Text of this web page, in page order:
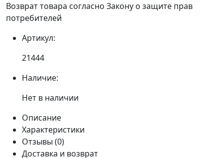
Возврат товара согласно Закону о защите прав
потребителей
Артикул:
21444
Наличие:
Нет в наличии
Описание
Характеристики
Отзывы (0)
Доставка и возврат